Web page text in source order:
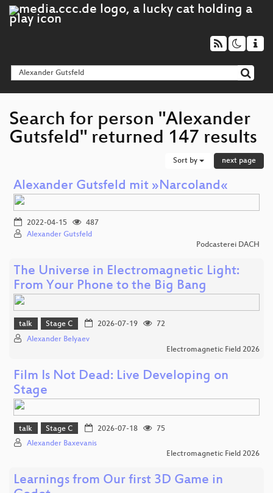
Search for person "Alexander
Gutsfeld" returned 147 results
Sort by next page
Alexander Gutsfeld mit »Narcoland«
2022-04-15
487
Alexander Gutsfeld
Podcasterei DACH
The Universe in Electromagnetic Light:
From Your Phone to the Big Bang
talk Stage C 2026-07-19
72
Alexander Belyaev
Electromagnetic Field 2026
Film Is Not Dead: Live Developing on
Stage
talk Stage C 2026-07-18
75
Alexander Baxevanis
Electromagnetic Field 2026
Learnings from Our first 3D Game in